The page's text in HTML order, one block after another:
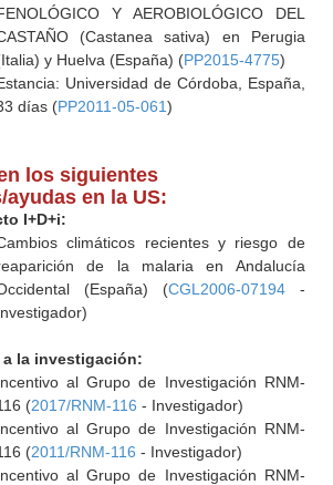
Y AEROBIOLÓGICO DEL
(Castanea sativa) en Perugia
y Huelva (España) (PP2015-4775)
Universidad de Córdoba, España,
días (PP2011-05-061)
los siguientes
en la US:
I+D+i:
climáticos recientes y riesgo de
de la malaria en Andalucía
(España) (CGL2006-07194-
a la investigación:
al Grupo de Investigación RNM-
(2017/RNM-116 - Investigador)
al Grupo de Investigación RNM-
(2011/RNM-116 - Investigador)
al Grupo de Investigación RNM-